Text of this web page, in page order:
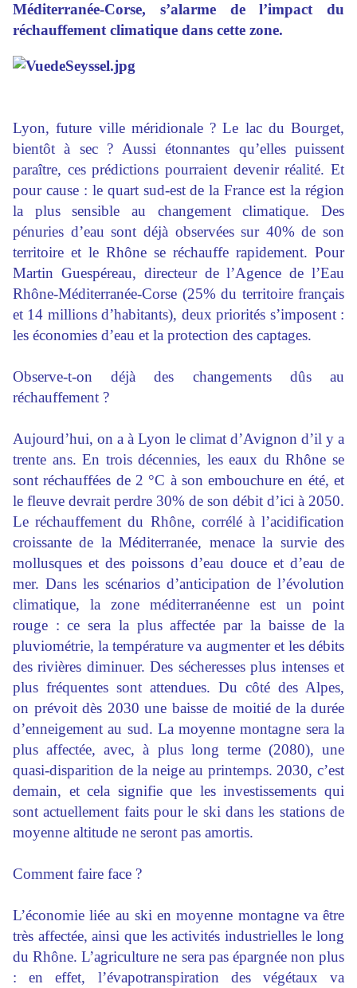
Méditerranée-Corse, s’alarme de l’impact du
réchauffement climatique dans cette zone.
Lyon, future ville méridionale ? Le lac du Bourget,
bientôt à sec ? Aussi étonnantes qu’elles puissent
paraître, ces prédictions pourraient devenir réalité. Et
pour cause : le quart sud-est de la France est la région
la plus sensible au changement climatique. Des
pénuries d’eau sont déjà observées sur 40% de son
territoire et le Rhône se réchauffe rapidement. Pour
Martin Guespéreau, directeur de l’Agence de l’Eau
Rhône-Méditerranée-Corse (25% du territoire français
et 14 millions d’habitants), deux priorités s’imposent :
les économies d’eau et la protection des captages.
Observe-t-on déjà des changements dûs au
réchauffement ?
Aujourd’hui, on a à Lyon le climat d’Avignon d’il y a
trente ans. En trois décennies, les eaux du Rhône se
sont réchauffées de 2 °C à son embouchure en été, et
le fleuve devrait perdre 30% de son débit d’ici à 2050.
Le réchauffement du Rhône, corrélé à l’acidification
croissante de la Méditerranée, menace la survie des
mollusques et des poissons d’eau douce et d’eau de
mer. Dans les scénarios d’anticipation de l’évolution
climatique, la zone méditerranéenne est un point
rouge : ce sera la plus affectée par la baisse de la
pluviométrie, la température va augmenter et les débits
des rivières diminuer. Des sécheresses plus intenses et
plus fréquentes sont attendues. Du côté des Alpes,
on prévoit dès 2030 une baisse de moitié de la durée
d’enneigement au sud. La moyenne montagne sera la
plus affectée, avec, à plus long terme (2080), une
quasi-disparition de la neige au printemps. 2030, c’est
demain, et cela signifie que les investissements qui
sont actuellement faits pour le ski dans les stations de
moyenne altitude ne seront pas amortis.
Comment faire face ?
L’économie liée au ski en moyenne montagne va être
très affectée, ainsi que les activités industrielles le long
du Rhône. L’agriculture ne sera pas épargnée non plus
: en effet, l’évapotranspiration des végétaux va